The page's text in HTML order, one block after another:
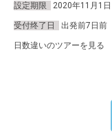
設定期限 2020年11 月1
受付终了日 出発前7日前
日数違いのツアーを見